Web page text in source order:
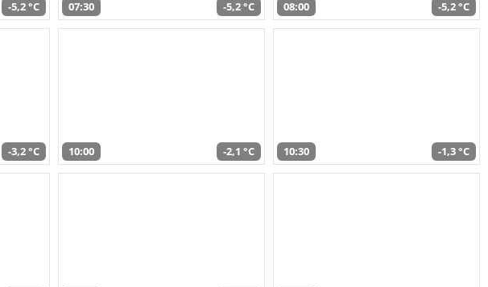
-5,2 °C 07:30 -5,2 °C 08:00 -5,2 °C
-3,2 °C 10:00 -2,1 °C 10:30 -1,3 °C